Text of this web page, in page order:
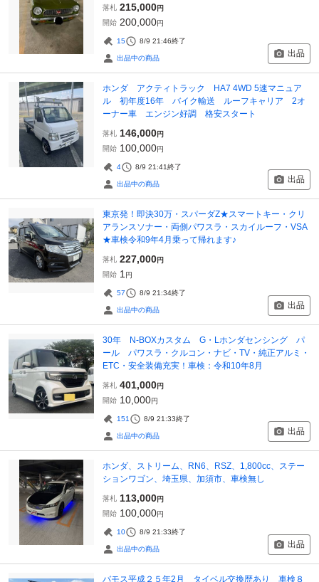
落札 215,000円
開始 200,000円
15 8/9 21:46終了
出品中の商品 出品
ホンダ アクティトラック HA7 4WD 5速マニュア
ル 初年度16年 バイク輸送 ルーフキャリア 2オ
ーナー車 エンジン好調 格安スタート
落札 146,000円
開始 100,000円
4 8/9 21:41終了
出品中の商品 出品
東京発！即決30万・スパーダZ★スマートキー・クリ
アランスソナー・両側パワスラ・スカイルーフ・VSA
★車検令和9年4月乗って帰れます♪
落札 227,000円
開始 1 円
57 8/9 21:34終了
出品中の商品 出品
30年 N-BOXカスタム G・Lホンダセンシング パ
ール パワスラ・クルコン・ナビ・TV・純正アルミ・
ETC・安全装備充実！車検：令和10年8月
落札 401,000円
開始 10,000円
151 8/9 21:33終了
出品中の商品 出品
ホンダ、ストリーム、RN6、RSZ、1,800cc、ステー
ションワゴン、埼玉県、加須市、車検無し
落札 113,000円
開始 100,000円
10 8/9 21:33終了
出品中の商品 出品
バモス平成２５年2月 タイベル交換歴あり 車検８